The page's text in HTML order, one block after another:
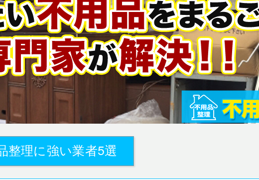
整理に強い業者5選